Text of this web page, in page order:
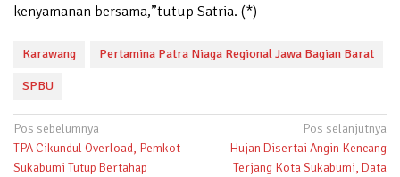
kenyamanan bersama,”tutup Satria. (*)
Karawang Pertamina Patra Niaga Regional Jawa Bagian Barat
SPBU
Navigasi
pos
Pos sebelumnya
TPA Cikundul Overload, Pemkot
Sukabumi Tutup Bertahap
Pos selanjutnya
Hujan Disertai Angin Kencang
Terjang Kota Sukabumi, Data